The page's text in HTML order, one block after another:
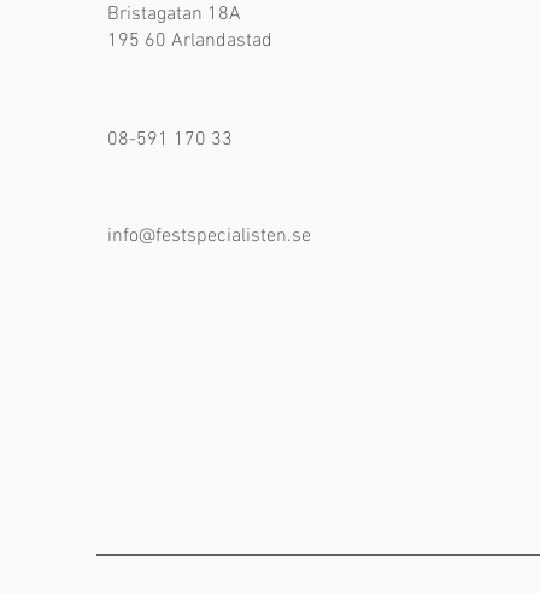
Bristagatan 18A
195 60 Arlandastad
08-591 170 33
info@festspecialisten.se